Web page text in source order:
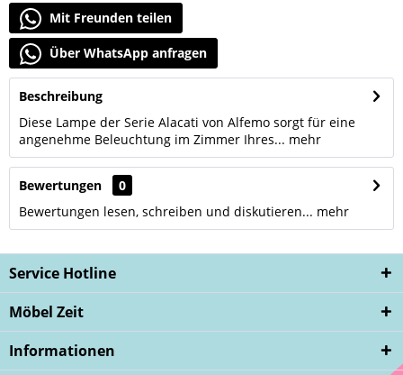
Mit Freunden teilen
Über WhatsApp anfragen
Beschreibung
Diese Lampe der Serie Alacati von Alfemo sorgt für eine
angenehme Beleuchtung im Zimmer Ihres... mehr
Bewertungen
0
Bewertungen lesen, schreiben und diskutieren... mehr
Service Hotline
Möbel Zeit
Informationen